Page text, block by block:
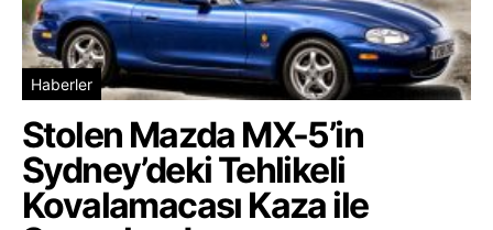
Haberler
Stolen Mazda MX-5’in
Sydney’deki Tehlikeli
Kovalamacası Kaza ile